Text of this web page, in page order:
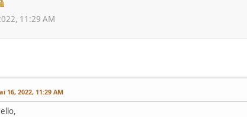
11:29 AM
16, 2022, 11:29 AM